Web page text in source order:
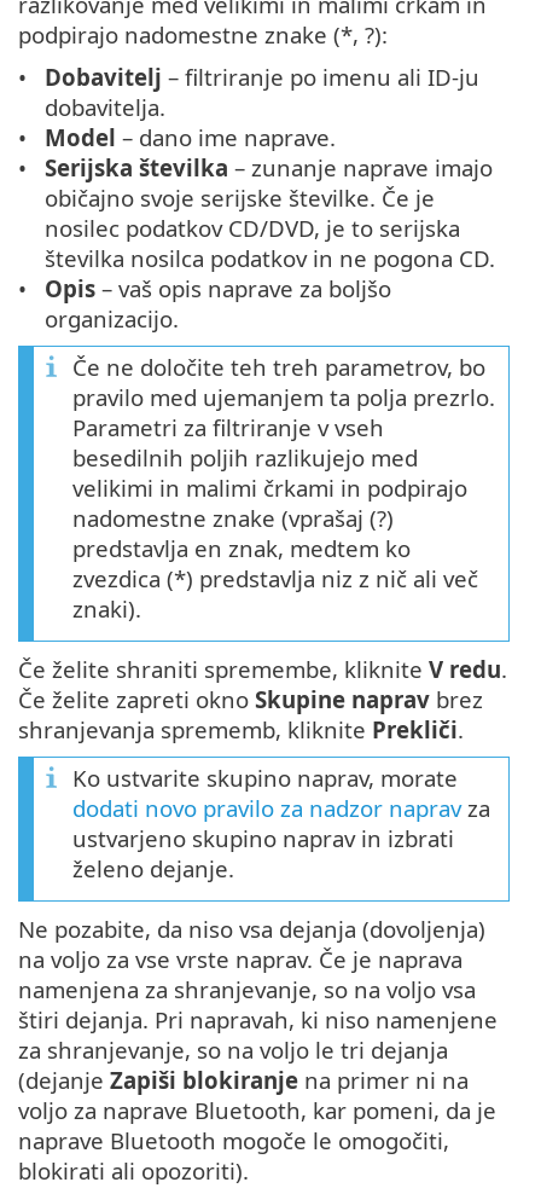
podpirajo nadomestne znake (*, ?):
Dobavitelj – filtriranje po imenu ali ID-ju
dobavitelja.
Model – dano ime naprave.
Serijska številka – zunanje naprave imajo
običajno svoje serijske številke. Če je
nosilec podatkov CD/DVD, je to serijska
številka nosilca podatkov in ne pogona CD.
Opis – vaš opis naprave za boljšo
organizacijo.
Če ne določite teh treh parametrov, bo
pravilo med ujemanjem ta polja prezrlo.
Parametri za filtriranje v vseh
besedilnih poljih razlikujejo med
velikimi in malimi črkami in podpirajo
nadomestne znake (vprašaj (?)
predstavlja en znak, medtem ko
zvezdica (*) predstavlja niz z nič ali več
znaki).
Če želite shraniti spremembe, kliknite V redu.
Če želite zapreti okno Skupine naprav brez
shranjevanja sprememb, kliknite Prekliči.
Ko ustvarite skupino naprav, morate
dodati novo pravilo za nadzor napravza
ustvarjeno skupino naprav in izbrati
želeno dejanje.
Ne pozabite, da niso vsa dejanja (dovoljenja)
na voljo za vse vrste naprav. Če je naprava
namenjena za shranjevanje, so na voljo vsa
štiri dejanja. Pri napravah, ki niso namenjene
za shranjevanje, so na voljo le tri dejanja
(dejanje Zapiši blokiranje na primer ni na
voljo za naprave Bluetooth, kar pomeni, da je
naprave Bluetooth mogoče le omogočiti,
blokirati ali opozoriti).